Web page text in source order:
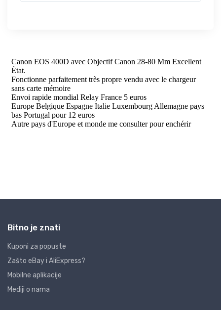
Bitno je znati
Kuponi za popuste
Zašto eBay i AliExpress?
Mobilne aplikacije
Mediji o nama